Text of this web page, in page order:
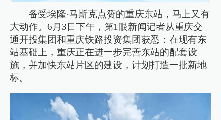
备受埃隆·马斯克点赞的重庆东站，马上又有
大动作。6月3日下午，第1眼新闻记者从重庆交
通开投集团和重庆铁路投资集团获悉：在现有东
站基础上，重庆正在进一步完善东站的配套设
施，并加快东站片区的建设，计划打造一批新地
标。